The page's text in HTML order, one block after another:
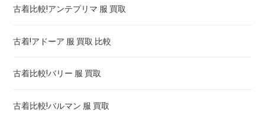
カルティエ アンティーク 時計 買取 ! 高く売るには
カルティエ 時計 パンテール 買取 ! 高く売るには
カルティエ 時計 パシャ 買取 価格 ! 高く売るには
ベニュワール カルティエ 買取価格 ! 高く売るには
古着比較!アンテプリマ 服 買取
古着!アドーア 服 買取 比較
古着比較!バリー 服 買取
古着比較!バルマン 服 買取